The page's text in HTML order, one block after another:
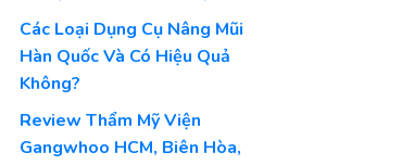
Các Loại Dụng Cụ Nâng Mũi
Hàn Quốc Và Có Hiệu Quả
Không?
Review Thẩm Mỹ Viện
Gangwhoo HCM, Biên Hòa,